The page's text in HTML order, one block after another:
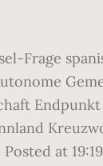
Frage
at